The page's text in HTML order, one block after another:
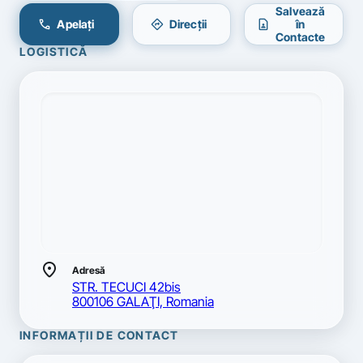
call Apelați directions Direcții contact_page
Salvează
în
Contacte
LOGISTICĂ
location_on Adresă
STR. TECUCI 42bis
800106 GALAŢI, Romania
INFORMAȚII DE CONTACT